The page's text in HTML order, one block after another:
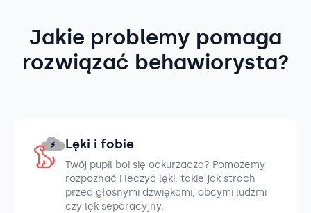
Jakie problemy pomaga
rozwiązać behawiorysta?
Lęki i fobie
Twój pupil boi się odkurzacza? Pomożemy
rozpoznać i leczyć lęki, takie jak strach
przed głośnymi dźwiękami, obcymi ludźmi
czy lęk separacyjny.